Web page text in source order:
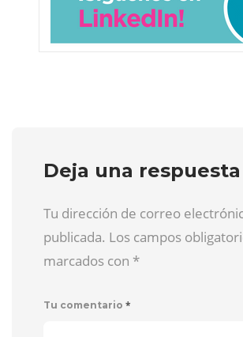
Deja una respuesta
Tu dirección de correo
publicada. Los campos
marcados con *
Tu comentario *